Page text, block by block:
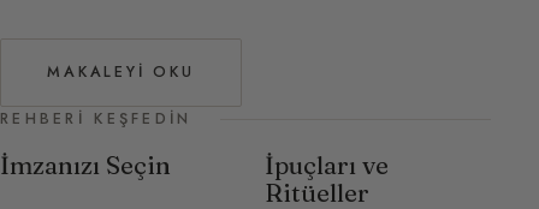
MAKALEYI OKU
REHBERI KEŞFEDIN
İmzanızı Seçin
İpuçları ve
Ritüeller